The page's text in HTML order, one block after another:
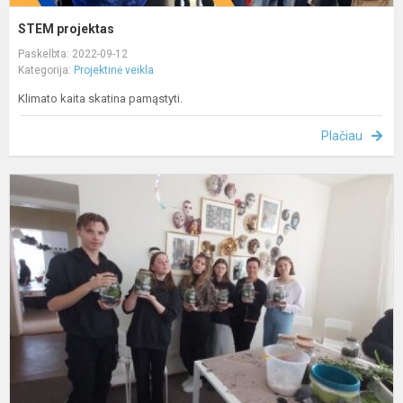
STEM projektas
Paskelbta: 2022-09-12
Kategorija: Projektinė veikla
Klimato kaita skatina pamąstyti.
Plačiau